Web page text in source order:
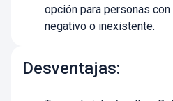
opción para personas
negativo o inexistente.
Desventajas: